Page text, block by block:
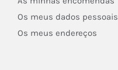
Os meus dados pessoais
Os meus endereços